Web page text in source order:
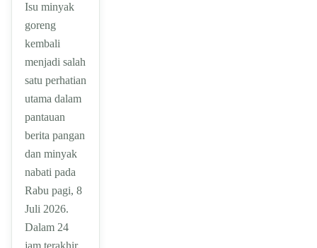
Isu minyak
goreng
kembali
menjadi salah
satu perhatian
utama dalam
pantauan
berita pangan
dan minyak
nabati pada
Rabu pagi, 8
Juli 2026.
Dalam 24